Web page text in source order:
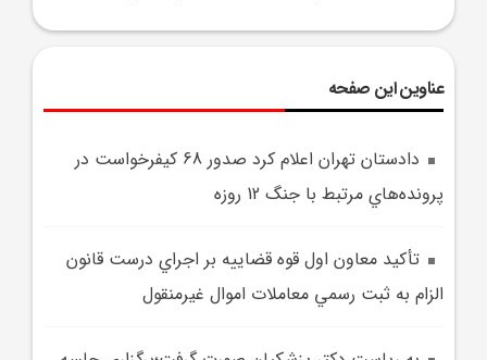
عناوین این صفحه
دادستان تهران اعلام کرد صدور 68 کيفرخواست در
پرونده‌هاي مرتبط با جنگ 12 روزه
تأکيد معاون اول قوه قضاييه بر اجراي درست قانون
الزام به ثبت رسمي معاملات اموال غيرمنقول